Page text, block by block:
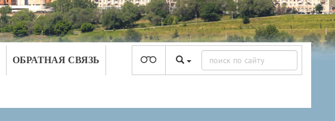
ОБРАТНАЯ СВЯЗЬ